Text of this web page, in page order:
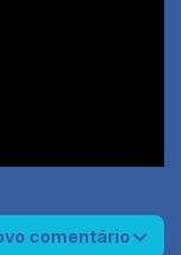
comentário